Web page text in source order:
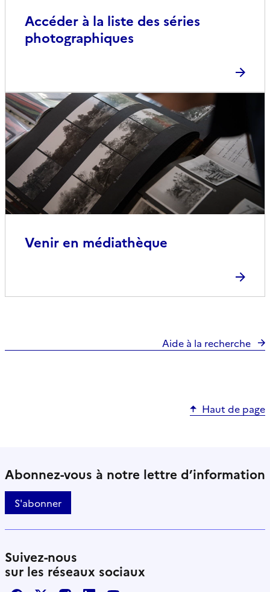
Accéder à la liste des séries
photographiques
Venir en médiathèque
Aide à la recherche
Haut de page
Abonnez-vous à notre lettre d’information
S'abonner
Suivez-nous
sur les réseaux sociaux